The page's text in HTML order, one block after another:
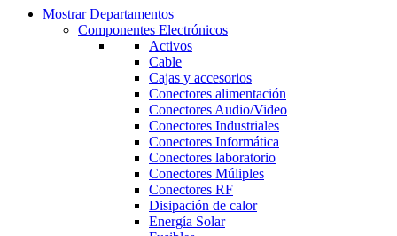
Mostrar Departamentos
Componentes Electrónicos
Activos
Cable
Cajas y accesorios
Conectores alimentación
Conectores Audio/Video
Conectores Industriales
Conectores Informática
Conectores laboratorio
Conectores Múliples
Conectores RF
Disipación de calor
Energía Solar